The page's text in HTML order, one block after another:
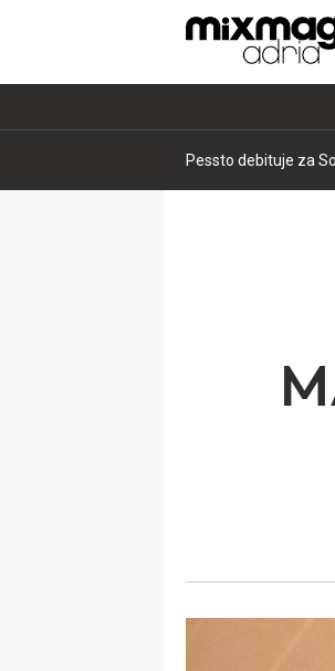
Završen najveći